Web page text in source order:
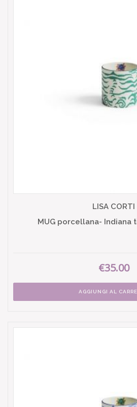
LISA CORTI
MUG porcellana- Indiana
€35.00
AGGIUNGI AL